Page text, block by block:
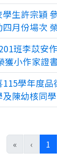
學生許宗穎
月份場次
班李苡安
獲小作家證
115學年度
及陳幼核同學
« ‹ 1